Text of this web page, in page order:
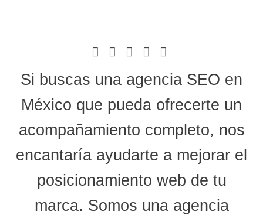
Si buscas una agencia SEO en
México que pueda ofrecerte un
acompañamiento completo, nos
encantaría ayudarte a mejorar el
posicionamiento web de tu
marca. Somos una agencia